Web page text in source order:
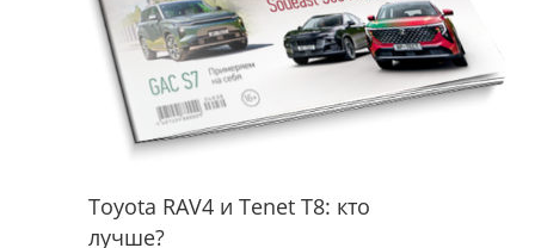
Toyota RAV4 и Tenet T8: кто
лучше?